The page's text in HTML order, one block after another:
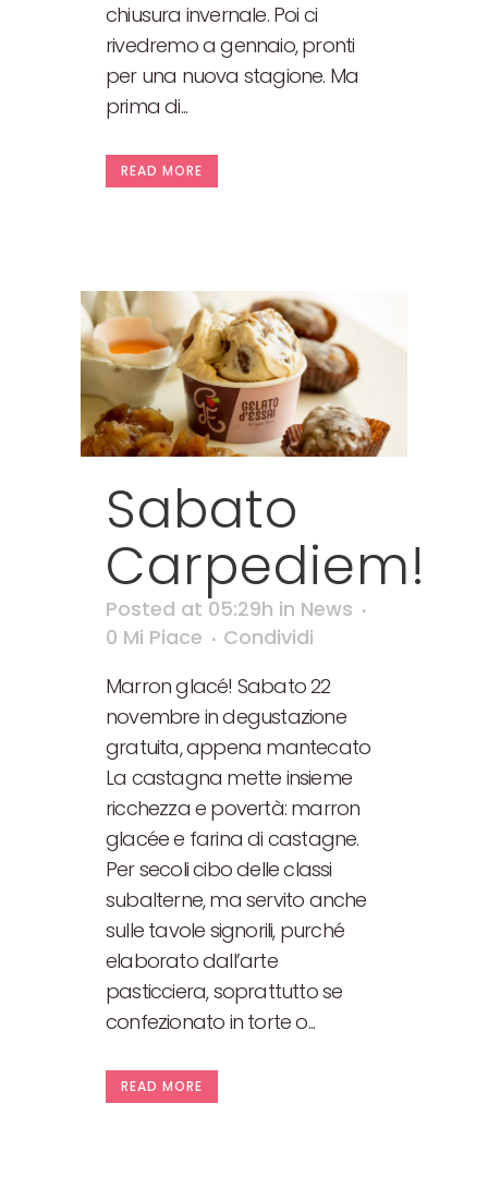
chiusura invernale. Poi ci
rivedremo a gennaio, pronti
per una nuova stagione. Ma
prima di...
READ MORE
Sabato
Carpediem!
Posted at 05:29h in News
0 Mi Piace
Condividi
Marron glacé! Sabato 22
novembre in degustazione
gratuita, appena mantecato
La castagna mette insieme
ricchezza e povertà: marron
glacée e farina di castagne.
Per secoli cibo delle classi
subalterne, ma servito anche
sulle tavole signorili, purché
elaborato dall’arte
pasticciera, soprattutto se
confezionato in torte o...
READ MORE